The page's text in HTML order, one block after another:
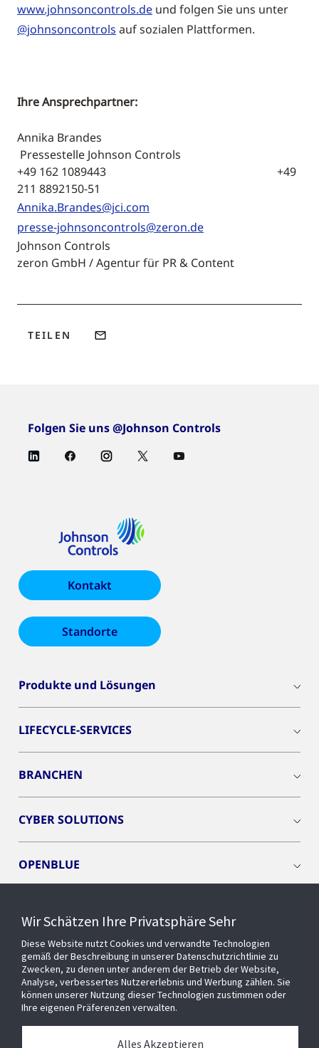
www.johnsoncontrols.de und folgen Sie uns unter
@johnsoncontrols auf sozialen Plattformen.
Ihre Ansprechpartner:
Annika Brandes
Pressestelle Johnson Controls
+49 162 1089443 +49
211 8892150-51
Annika.Brandes@jci.com
presse-johnsoncontrols@zeron.de
Johnson Controls
zeron GmbH / Agentur für PR & Content
TEILEN
Folgen Sie uns @Johnson Controls
Kontakt
Standorte
Produkte und Lösungen
LIFECYCLE-SERVICES
BRANCHEN
CYBER SOLUTIONS
OPENBLUE
EVENTS
Über uns
Wir Schätzen Ihre Privatsphäre Sehr
Diese Website nutzt Cookies und verwandte Technologien
gemäß der Beschreibung in unserer Datenschutzrichtlinie zu
Zwecken, zu denen unter anderem der Betrieb der Website,
Analyse, verbessertes Nutzererlebnis und Werbung zählen. Sie
können unserer Nutzung dieser Technologien zustimmen oder
Ihre eigenen Präferenzen verwalten.
Alles Akzeptieren